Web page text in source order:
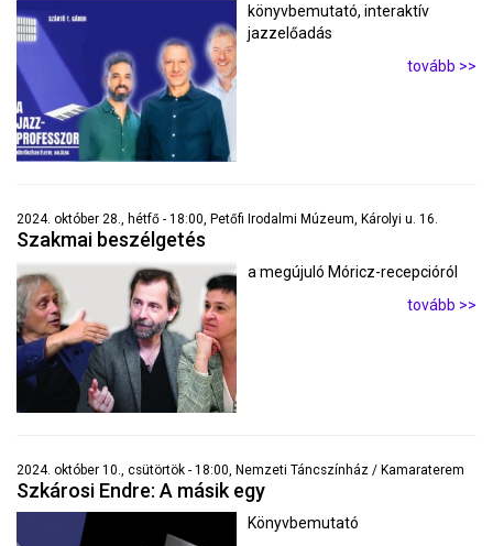
könyvbemutató, interaktív
jazzelőadás
tovább >>
2024. október 28., hétfő - 18:00, Petőfi Irodalmi Múzeum, Károlyi u. 16.
Szakmai beszélgetés
a megújuló Móricz-recepcióról
tovább >>
2024. október 10., csütörtök - 18:00, Nemzeti Táncszínház / Kamaraterem
Szkárosi Endre: A másik egy
Könyvbemutató